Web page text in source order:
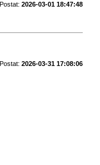
Postat: 2026-03-01 18:47:48
Postat: 2026-03-31 17:08:06